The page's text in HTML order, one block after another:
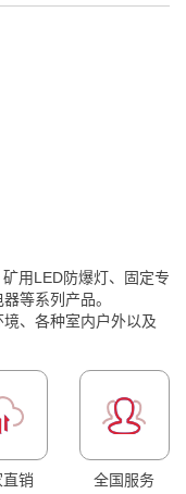
用LED防爆灯、固定专
等系列产品。
、各种室内户外以及
直销 全国服务